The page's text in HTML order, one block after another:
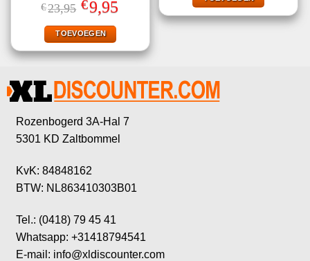
4.67uit 5
€23,95 Oorspronkelijke
prijs
was:
€23,95.
€9,95prijs
TOEVOEGEN
Rozenbogerd 3A-Hal 7
5301 KD Zaltbommel
KvK: 84848162
BTW: NL863410303B01
Tel.: (0418) 79 45 41
Whatsapp: +31418794541
E-mail: info@xldiscounter.com